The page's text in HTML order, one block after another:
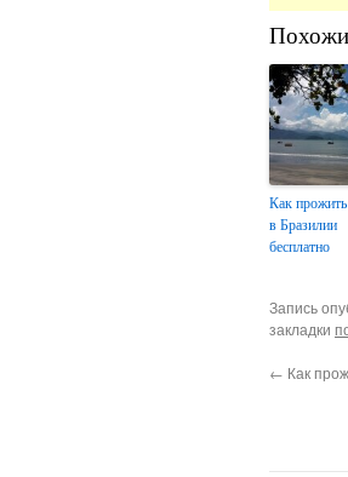
Как
в Бразилии
бесплатно
Запись
закладки
← Как